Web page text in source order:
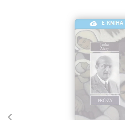
E-KNIHA